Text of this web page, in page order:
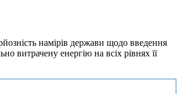
намірів держави щодо введення
витрачену енергію на всіх рівнях її